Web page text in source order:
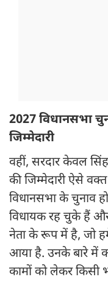
2027 विधानसभा
जिम्मेदारी
वहीं, सरदार केवल
की जिम्मेदारी ऐसे
विधानसभा के चुनाव
विधायक रह चुके हैं
नेता के रूप में है, जो
आया है. उनके बारे में
कामों को लेकर किसी